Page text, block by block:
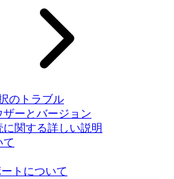
のトラブル
ーとバージョン
関する詳しい説明
て
トについて